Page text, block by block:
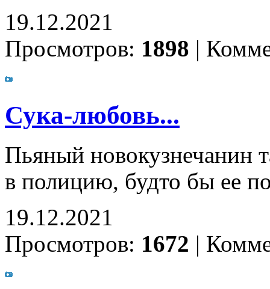
19.12.2021
Просмотров: 1898 |
Сука-любовь...
Пьяный новокузнечанин
в полицию, будто бы ее
19.12.2021
Просмотров: 1672 |